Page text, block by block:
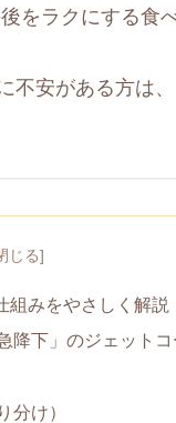
をラクにする食
安がある方は
組みをやさしく解説
降下」のジェットコ
分け）